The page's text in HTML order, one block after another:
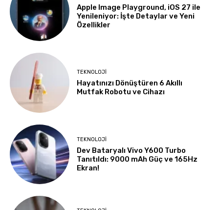
Apple Image Playground, iOS 27 ile
Yenileniyor: İşte Detaylar ve Yeni
Özellikler
TEKNOLOJI
Hayatınızı Dönüştüren 6 Akıllı
Mutfak Robotu ve Cihazı
TEKNOLOJI
Dev Bataryalı Vivo Y600 Turbo
Tanıtıldı: 9000 mAh Güç ve 165Hz
Ekran!